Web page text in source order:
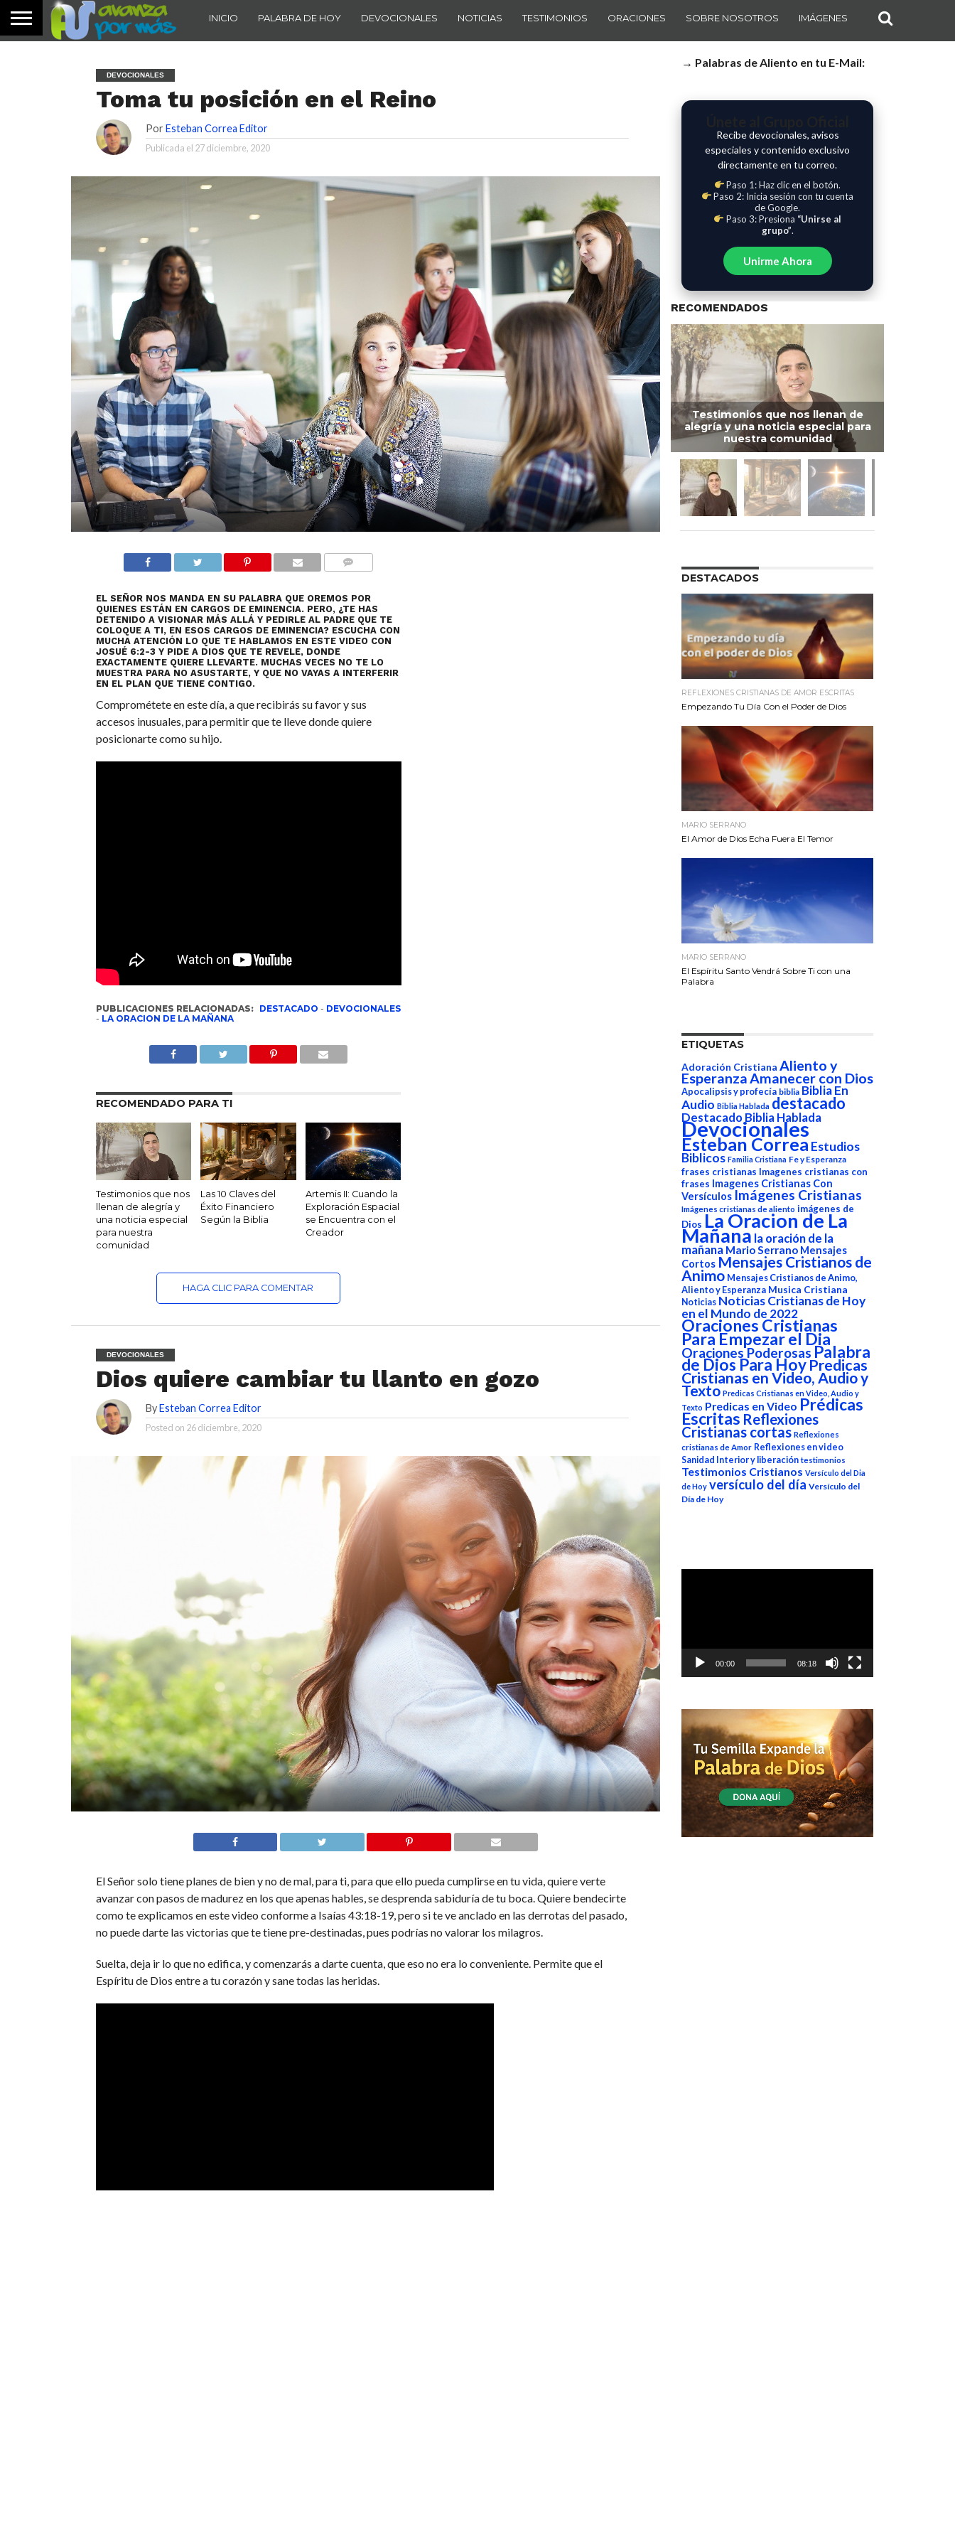
INICIO PALABRA DE HOY DEVOCIONALES NOTICIAS TESTIMONIOS ORACIONES SOBRE NOSOTROS IMÁGENES
DEVOCIONALES
Toma tu posición en el Reino
Por Esteban Correa Editor
Publicada el 27 diciembre, 2020
EL SEÑOR NOS MANDA EN SU PALABRA QUE OREMOS POR
QUIENES ESTÁN EN CARGOS DE EMINENCIA. PERO, ¿TE HAS
DETENIDO A VISIONAR MÁS ALLÁ Y PEDIRLE AL PADRE QUE TE
COLOQUE A TI, EN ESOS CARGOS DE EMINENCIA? ESCUCHA CON
MUCHA ATENCIÓN LO QUE TE HABLAMOS EN ESTE VIDEO CON
JOSUÉ 6:2-3 Y PIDE A DIOS QUE TE REVELE, DONDE
EXACTAMENTE QUIERE LLEVARTE. MUCHAS VECES NO TE LO
MUESTRA PARA NO ASUSTARTE, Y QUE NO VAYAS A INTERFERIR
EN EL PLAN QUE TIENE CONTIGO.
Comprométete en este día, a que recibirás su favor y sus
accesos inusuales, para permitir que te lleve donde quiere
posicionarte como su hijo.
PUBLICACIONES RELACIONADAS: DESTACADO - DEVOCIONALES
- LA ORACION DE LA MAÑANA
RECOMENDADO PARA TI
Testimonios que nos
llenan de alegría y
una noticia especial
para nuestra
comunidad
Las 10 Claves del
Éxito Financiero
Según la Biblia
Artemis II: Cuando la
Exploración Espacial
se Encuentra con el
Creador
HAGA CLIC PARA COMENTAR
DEVOCIONALES
Dios quiere cambiar tu llanto en gozo
ByEsteban Correa Editor
Posted on 26 diciembre, 2020
El Señor solo tiene planes de bien y no de mal, para ti, para que ello pueda cumplirse en tu vida, quiere verte
avanzar con pasos de madurez en los que apenas hables, se desprenda sabiduría de tu boca. Quiere bendecirte
como te explicamos en este video conforme a Isaías 43:18-19, pero si te ve anclado en las derrotas del pasado,
no puede darte las victorias que te tiene pre-destinadas, pues podrías no valorar los milagros.
Suelta, deja ir lo que no edifica, y comenzarás a darte cuenta, que eso no era lo conveniente. Permite que el
Espíritu de Dios entre a tu corazón y sane todas las heridas.
→ Palabras de Aliento en tu E-Mail:
Recibe devocionales, avisos
especiales y contenido exclusivo
directamente en tu correo.
Paso 1: Haz clic en el botón.
Paso 2: Inicia sesión con tu cuenta
de Google.
Paso 3: Presiona “Unirse al
grupo”.
Unirme Ahora
RECOMENDADOS
Testimonios que nos llenan de
alegría y una noticia especial para
nuestra comunidad
DESTACADOS
REFLEXIONES CRISTIANAS DE AMOR ESCRITAS
Empezando Tu Día Con el Poder de Dios
MARIO SERRANO
El Amor de Dios Echa Fuera El Temor
MARIO SERRANO
El Espíritu Santo Vendrá Sobre Ti con una
Palabra
ETIQUETAS
Adoración Cristiana Aliento y
EsperanzaAmanecer con Dios
Apocalipsis y profecía biblia Biblia En
Audio Biblia Hablada destacado
Destacado Biblia Hablada
Devocionales
Esteban Correa Estudios
Biblicos Familia Cristiana Fe y Esperanza
frases cristianas Imagenes cristianas con
frases Imagenes Cristianas Con
Versículos Imágenes Cristianas
Imágenes cristianas de aliento imágenes de
Dios La Oracion de La
Mañana la oración de la
mañana Mario Serrano Mensajes
Cortos Mensajes Cristianos de
Animo Mensajes Cristianos de Animo,
Aliento y Esperanza Musica Cristiana
Noticias Noticias Cristianas de Hoy
en el Mundo de 2022
Oraciones Cristianas
Para Empezar el Dia
Oraciones Poderosas Palabra
de Dios Para HoyPredicas
Cristianas en Video, Audio y
Texto Predicas Cristianas en Video, Audio y
Texto Predicas en Video Prédicas
Escritas Reflexiones
Cristianas cortas Reflexiones
cristianas de Amor Reflexiones en video
Sanidad Interior y liberación testimonios
Testimonios Cristianos Versículo del Dia
de Hoy versículo del día Versículo del
Día de Hoy
Reproductor
00:00 08:18